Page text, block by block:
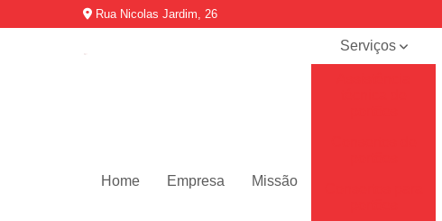
Rua Nicolas Jardim, 26
Home Empresa Missão
Serviços